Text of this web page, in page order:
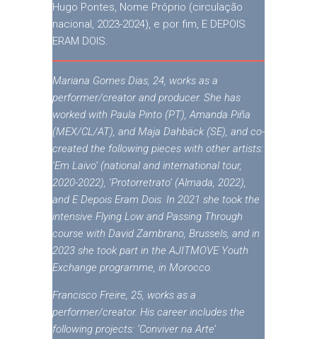
Hugo Pontes, Nome Próprio (circulação
nacional, 2023-2024), e por fim, E DEPOIS
ERAM DOIS.
Mariana Gomes Dias, 24, works as a
performer/creator and producer. She has
worked with Paula Pinto (PT), Amanda Piña
(MEX/CL/AT), and Maja Dahbäck (SE), and co-
created the following pieces with other artists:
‘Em Laivo’ (national and international tour,
2020-2022), ‘Protorretrato’ (Almada, 2022),
and E Depois Eram Dois. In 2021 she took the
intensive Flying Low and Passing Through
course with David Zambrano, Brussels, and in
2023 she took part in the AJITMOVE Youth
Exchange programme, in Morocco.
Francisco Freire, 25, works as a
performer/creator. His career includes the
following projects: ‘Conviver na Arte’